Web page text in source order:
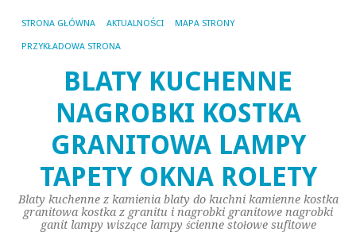
STRONA GŁÓWNA AKTUALNOŚCI MAPA STRONY
PRZYKŁADOWA STRONA
BLATY KUCHENNE
NAGROBKI KOSTKA
GRANITOWA LAMPY
TAPETY OKNA ROLETY
Blaty kuchenne z kamienia blaty do kuchni kamienne kostka
granitowa kostka z granitu i nagrobki granitowe nagrobki
ganit lampy wiszące lampy ścienne stołowe sufitowe